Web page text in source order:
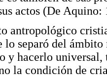
actos (De Aquino:
antropológico
lo separó del
y hacerlo
la condición de